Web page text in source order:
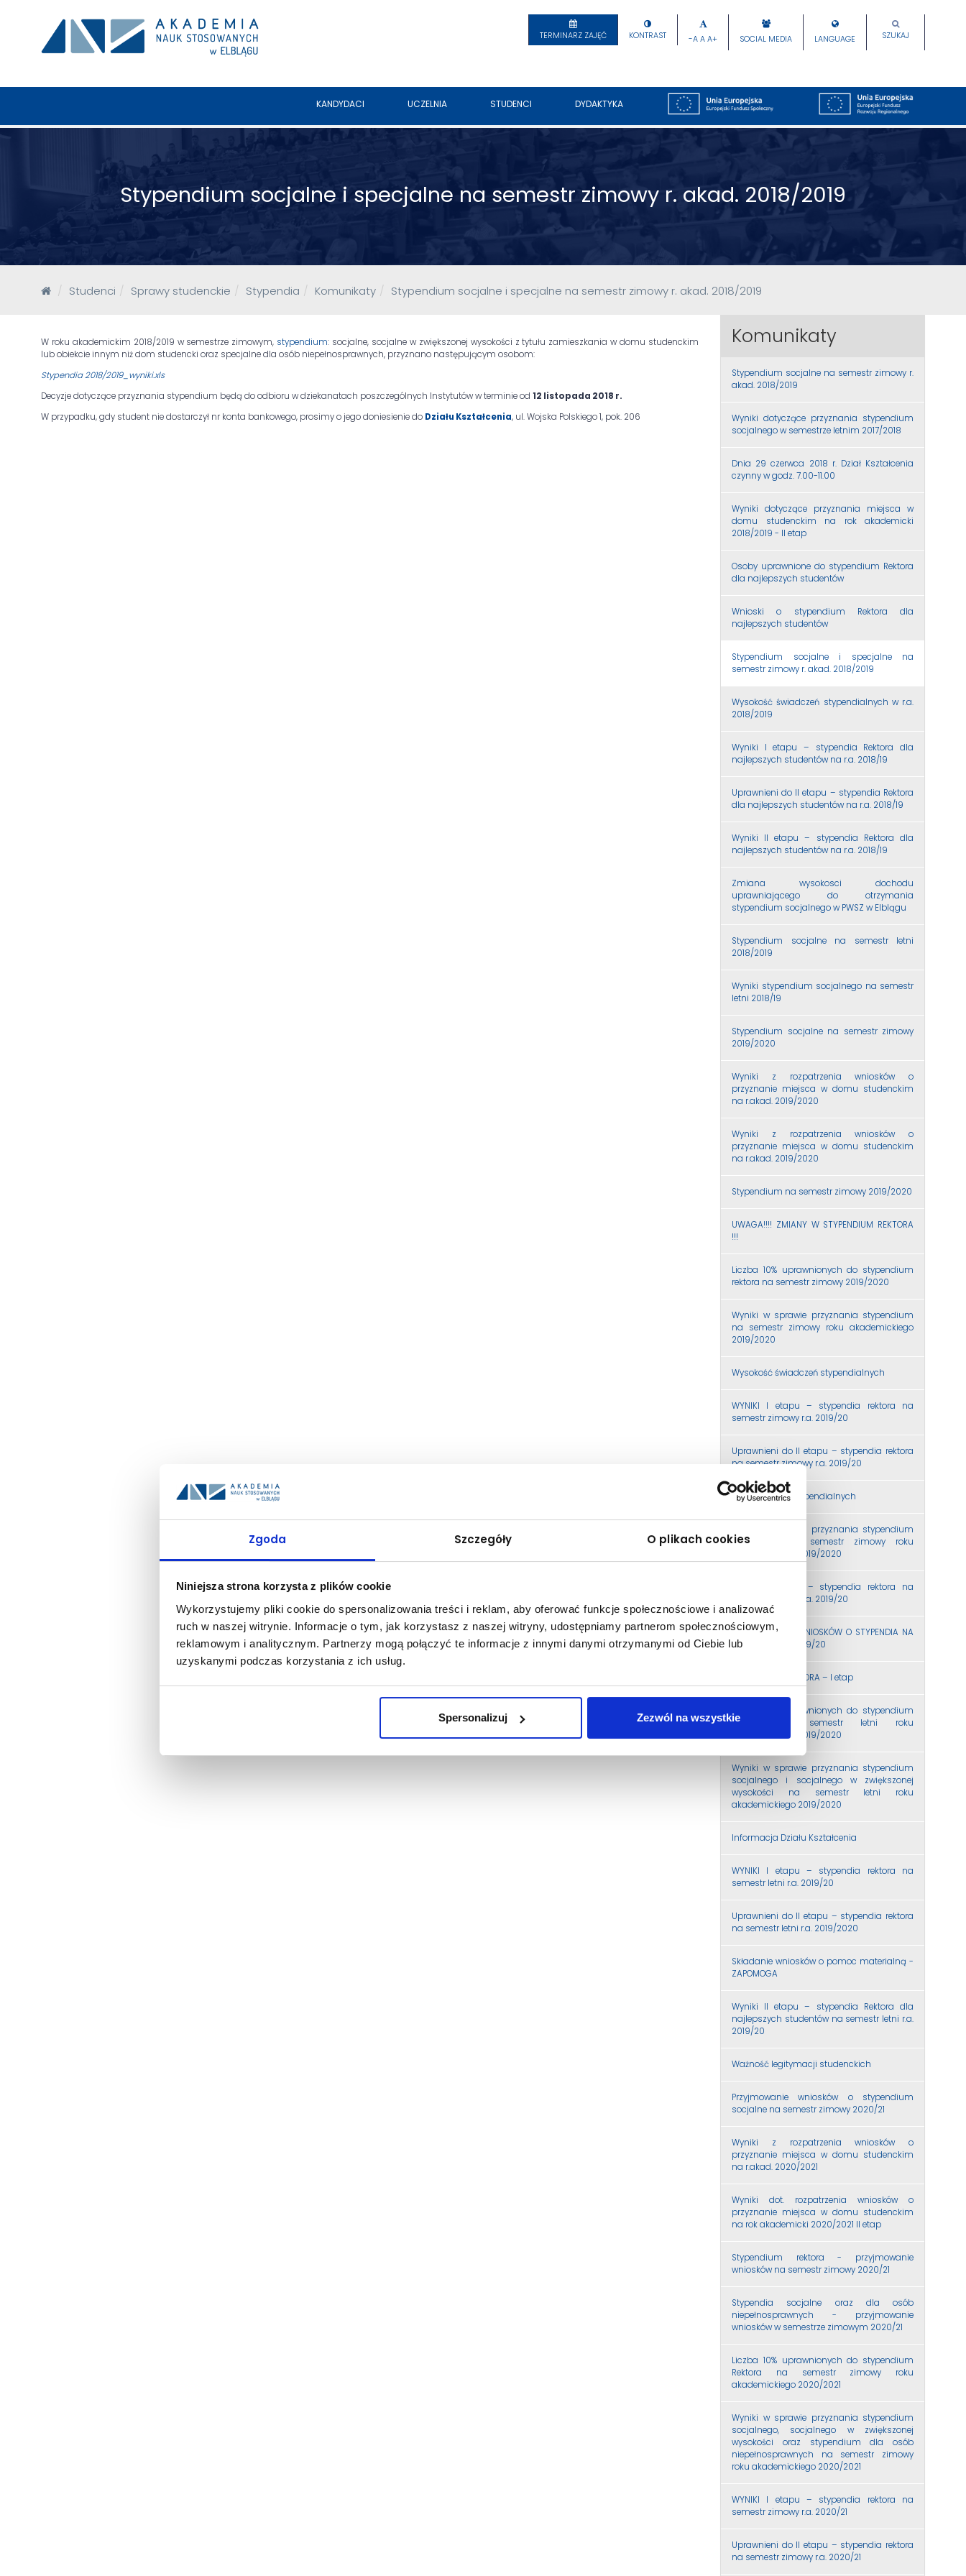
Zgoda Szczegóły O plikach cookies
Niniejsza strona korzysta z plików cookie
Wykorzystujemy pliki cookie do spersonalizowania treści i reklam, aby oferować funkcje społecznościowe i analizować
ruch w naszej witrynie. Informacje o tym, jak korzystasz z naszej witryny, udostępniamy partnerom społecznościowym,
reklamowym i analitycznym. Partnerzy mogą połączyć te informacje z innymi danymi otrzymanymi od Ciebie lub
uzyskanymi podczas korzystania z ich usług.
Spersonalizuj Zezwól na wszystkie
TERMINARZ ZAJĘĆ KONTRAST -A A A+ SOCIAL MEDIA LANGUAGE SZUKAJ
KANDYDACI UCZELNIA STUDENCI DYDAKTYKA
Stypendium socjalne i specjalne na semestr zimowy r. akad. 2018/2019
Studenci Sprawy studenckie Stypendia Komunikaty Stypendium socjalne i specjalne na semestr zimowy r. akad. 2018/2019
W roku akademickim 2018/2019 w semestrze zimowym, stypendium: socjalne, socjalne w zwiększonej wysokości z tytułu zamieszkania w domu studenckim
lub obiekcie innym niż dom studencki oraz specjalne dla osób niepełnosprawnych, przyznano następującym osobom:
Stypendia 2018/2019_wyniki.xls
Decyzje dotyczące przyznania stypendium będą do odbioru w dziekanatach poszczególnych Instytutów w terminie od 12 listopada 2018 r.
W przypadku, gdy student nie dostarczył nr konta bankowego, prosimy o jego doniesienie do Działu Kształcenia, ul. Wojska Polskiego 1, pok. 206
Komunikaty
Stypendium socjalne na semestr zimowy r.
akad. 2018/2019
Wyniki dotyczące przyznania stypendium
socjalnego w semestrze letnim 2017/2018
Dnia 29 czerwca 2018 r. Dział Kształcenia
czynny w godz. 7.00-11.00
Wyniki dotyczące przyznania miejsca w
domu studenckim na rok akademicki
2018/2019 - II etap
Osoby uprawnione do stypendium Rektora
dla najlepszych studentów
Wnioski o stypendium Rektora dla
najlepszych studentów
Stypendium socjalne i specjalne na
semestr zimowy r. akad. 2018/2019
Wysokość świadczeń stypendialnych w r.a.
2018/2019
Wyniki I etapu – stypendia Rektora dla
najlepszych studentów na r.a. 2018/19
Uprawnieni do II etapu – stypendia Rektora
dla najlepszych studentów na r.a. 2018/19
Wyniki II etapu – stypendia Rektora dla
najlepszych studentów na r.a. 2018/19
Zmiana wysokosci dochodu
uprawniającego do otrzymania
stypendium socjalnego w PWSZ w Elblągu
Stypendium socjalne na semestr letni
2018/2019
Wyniki stypendium socjalnego na semestr
letni 2018/19
Stypendium socjalne na semestr zimowy
2019/2020
Wyniki z rozpatrzenia wniosków o
przyznanie miejsca w domu studenckim
na r.akad. 2019/2020
Wyniki z rozpatrzenia wniosków o
przyznanie miejsca w domu studenckim
na r.akad. 2019/2020
Stypendium na semestr zimowy 2019/2020
UWAGA!!!! ZMIANY W STYPENDIUM REKTORA
!!!
Liczba 10% uprawnionych do stypendium
rektora na semestr zimowy 2019/2020
Wyniki w sprawie przyznania stypendium
na semestr zimowy roku akademickiego
2019/2020
Wysokość świadczeń stypendialnych
WYNIKI I etapu – stypendia rektora na
semestr zimowy r.a. 2019/20
Uprawnieni do II etapu – stypendia rektora
na semestr zimowy r.a. 2019/20
Odbiór decyzji stypendialnych
Wyniki w sprawie przyznania stypendium
socjalnego na semestr zimowy roku
akademickiego 2019/2020
WYNIKI II etapu – stypendia rektora na
semestr zimowy r.a. 2019/20
PRZYJMOWANIE WNIOSKÓW O STYPENDIA NA
SEMESTR LETNI 2019/20
STYPENDIUM REKTORA – I etap
Liczba 10% uprawnionych do stypendium
Rektora na semestr letni roku
akademickiego 2019/2020
Wyniki w sprawie przyznania stypendium
socjalnego i socjalnego w zwiększonej
wysokości na semestr letni roku
akademickiego 2019/2020
Informacja Działu Kształcenia
WYNIKI I etapu – stypendia rektora na
semestr letni r.a. 2019/20
Uprawnieni do II etapu – stypendia rektora
na semestr letni r.a. 2019/2020
Składanie wniosków o pomoc materialną -
ZAPOMOGA
Wyniki II etapu – stypendia Rektora dla
najlepszych studentów na semestr letni r.a.
2019/20
Ważność legitymacji studenckich
Przyjmowanie wniosków o stypendium
socjalne na semestr zimowy 2020/21
Wyniki z rozpatrzenia wniosków o
przyznanie miejsca w domu studenckim
na r.akad. 2020/2021
Wyniki dot. rozpatrzenia wniosków o
przyznanie miejsca w domu studenckim
na rok akademicki 2020/2021 II etap
Stypendium rektora - przyjmowanie
wniosków na semestr zimowy 2020/21
Stypendia socjalne oraz dla osób
niepełnosprawnych - przyjmowanie
wniosków w semestrze zimowym 2020/21
Liczba 10% uprawnionych do stypendium
Rektora na semestr zimowy roku
akademickiego 2020/2021
Wyniki w sprawie przyznania stypendium
socjalnego, socjalnego w zwiększonej
wysokości oraz stypendium dla osób
niepełnosprawnych na semestr zimowy
roku akademickiego 2020/2021
WYNIKI I etapu – stypendia rektora na
semestr zimowy r.a. 2020/21
Uprawnieni do II etapu – stypendia rektora
na semestr zimowy r.a. 2020/21